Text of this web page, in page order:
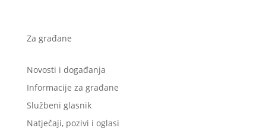
Za građane
Novosti i događanja
Informacije za građane
Službeni glasnik
Natječaji, pozivi i oglasi